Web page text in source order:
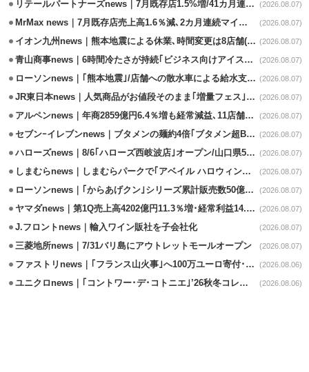
リテールパートナーズnews｜7月既存店1.5%増/41カ月連続増 (2026.08.07)
MrMax news｜7月既存店売上高1.6％減､2カ月連続マイナス (2026.08.07)
イオン九州news｜熊本地震による休業､時間変更は8店舗(8/7時点) (2026.08.07)
青山商事news｜6時間冷たさが持続｢ビジネス向けアイスベスト｣発売 (2026.08.07)
ローソンnews｜｢熊本地震｣/店舗への散水車による給水支援を開始 (2026.08.07)
JR東日本news｜人気商品がお値段そのまま｢増量フェス｣8/18から開催 (2026.08.07)
アルペンnews｜年商2859億円6.4％増も経常減益､11店舗出店、4店閉鎖 (2026.08.07)
セブンｰイレブンnews｜ブタメンの麺約4倍｢ブタメン超BIG｣8/11から限定発売 (2026.08.07)
ハローズnews｜8/6｢ハローズ西岐波店｣オープン/山口県5店舗目 (2026.08.07)
しまむらnews｜しまむらパークで｢アベイル ハロウィンじゅんびフェア｣開催 (2026.08.07)
ローソンnews｜｢からあげクン｣シリーズ累計販売数50億食突破 (2026.08.07)
ヤマダnews｜第1Q売上高4202億円11.3％増･経常利益14.5％増 (2026.08.07)
J.フロントnews｜輸入ワイン販社を子会社化 (2026.08.07)
三菱地所news｜7/31バリ島にアウトレットモールオープン (2026.08.07)
ファストリnews｜｢フランス山火事｣へ100万ユーロ寄付･衣料5万点も提供 (2026.08.06)
ユニクロnews｜｢コントワー･デ･コトニエ｣’26秋冬コレクション8/28発売 (2026.08.06)